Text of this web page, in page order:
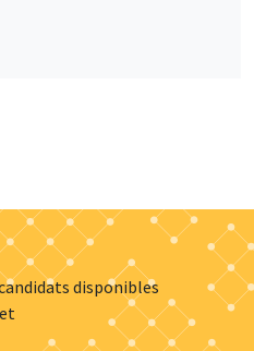
disponibles